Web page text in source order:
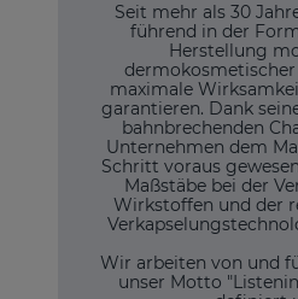
Seit mehr als 30
führend in der
Herstellung
dermokosmetischer
maximale
garantieren. Dank
bahnbrechenden
Unternehmen dem
Schritt voraus
Maßstäbe bei der
Wirkstoffen und der
Wir arbeiten von und
unser Motto